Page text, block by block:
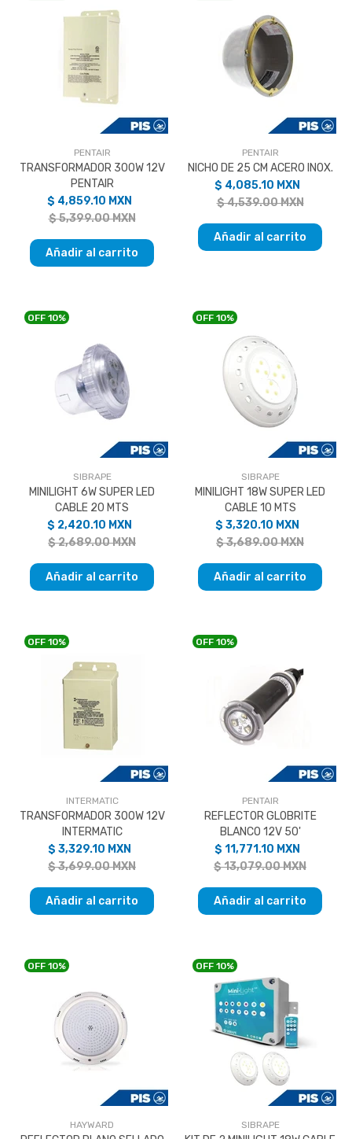
PENTAIR
TRANSFORMADOR 300W 12V
PENTAIR
$ 4,859.10 MXN
$ 5,399.00 MXN
Añadir al carrito
PENTAIR
NICHO DE 25 CM ACERO INOX.
$ 4,085.10 MXN
$ 4,539.00 MXN
Añadir al carrito
OFF 10%
SIBRAPE
MINILIGHT 6W SUPER LED
CABLE 20 MTS
$ 2,420.10 MXN
$ 2,689.00 MXN
Añadir al carrito
OFF 10%
SIBRAPE
MINILIGHT 18W SUPER LED
CABLE 10 MTS
$ 3,320.10 MXN
$ 3,689.00 MXN
Añadir al carrito
OFF 10%
INTERMATIC
TRANSFORMADOR 300W 12V
INTERMATIC
$ 3,329.10 MXN
$ 3,699.00 MXN
Añadir al carrito
OFF 10%
PENTAIR
REFLECTOR GLOBRITE
BLANCO 12V 50'
$ 11,771.10 MXN
$ 13,079.00 MXN
Añadir al carrito
OFF 10%
HAYWARD
OFF 10%
SIBRAPE